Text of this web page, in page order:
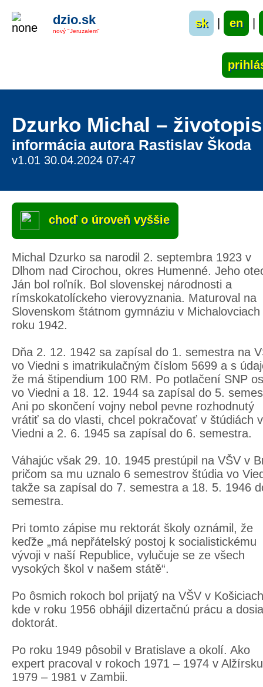
dzio.sk
nový "Jeruzalem"
sk en
Dzurko Michal – životopis
informácia autora Rastislav Škoda
v1.01 30.04.2024 07:47
choď o úroveň vyššie
Michal Dzurko sa narodil 2. septembra 1923 v
Dlhom nad Cirochou, okres Humenné. Jeho
Ján bol roľník. Bol slovenskej národnosti a
rímskokatolíckeho vierovyznania. Maturoval na
Slovenskom štátnom gymnáziu v Michalovciach
roku 1942.
Dňa 2. 12. 1942 sa zapísal do 1. semestra na
vo Viedni s imatrikulačným číslom 5699 a s
že má štipendium 100 RM. Po potlačení SNP
vo Viedni a 18. 12. 1944 sa zapísal do 5.
Ani po skončení vojny nebol pevne rozhodnutý
vrátiť sa do vlasti, chcel pokračovať v štúdiách
Viedni a 2. 6. 1945 sa zapísal do 6. semestra.
Váhajúc však 29. 10. 1945 prestúpil na VŠV v
pričom sa mu uznalo 6 semestrov štúdia vo
takže sa zapísal do 7. semestra a 18. 5. 1946
semestra.
Pri tomto zápise mu rektorát školy oznámil, že
keďže „má nepřátelský postoj k socialistickému
vývoji v naší Republice, vylučuje se ze všech
vysokých škol v našem státě“.
Po ôsmich rokoch bol prijatý na VŠV v
kde v roku 1956 obhájil dizertačnú prácu a
doktorát.
Po roku 1949 pôsobil v Bratislave a okolí. Ako
expert pracoval v rokoch 1971 – 1974 v
1979 – 1981 v Zambii.